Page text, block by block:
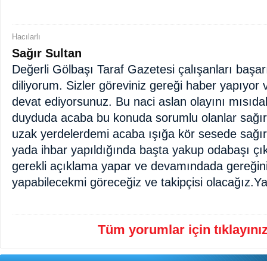
Hacılarlı
Sağır Sultan
Değerli Gölbaşı Taraf Gazetesi çalışanları
diliyorum. Sizler göreviniz gereği haber yapıyor
devat ediyorsunuz. Bu naci aslan olayını
duyduda acaba bu konuda sorumlu olanlar
uzak yerdelerdemi acaba ışığa kör sesede
yada ihbar yapıldığında başta yakup odabaşı
gerekli açıklama yapar ve devamındada
yapabilecekmi göreceğiz ve takipçisi
Tüm yorumlar için